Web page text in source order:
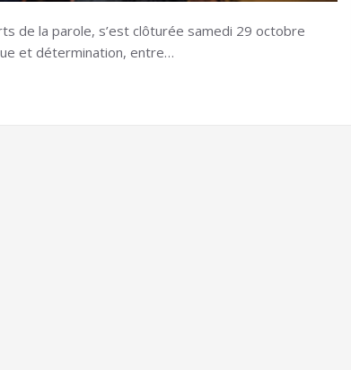
de la parole, s’est clôturée samedi 29 octobre
et détermination, entre…